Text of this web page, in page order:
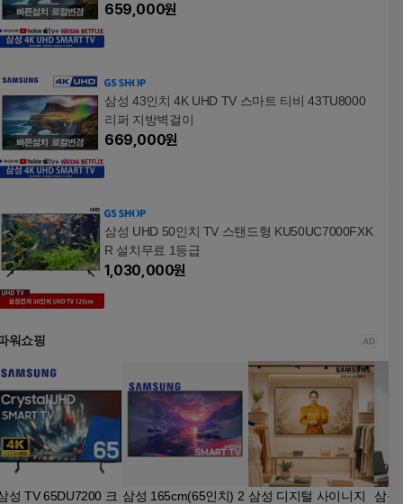
659,000원
삼성 43인치 4K UHD TV 스마트 티비 43TU8000
리퍼 지방벽걸이
669,000원
삼성 UHD 50인치 TV 스탠드형 KU50UC7000FXK
R 설치무료 1등급
1,030,000원
워쇼핑
성 TV 65DU7200 크 삼성 165cm(65인치) 2 삼성 디지털 사이니지
삼성